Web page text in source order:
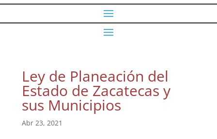
Ley de Planeación del
Estado de Zacatecas y
sus Municipios
Abr 23, 2021